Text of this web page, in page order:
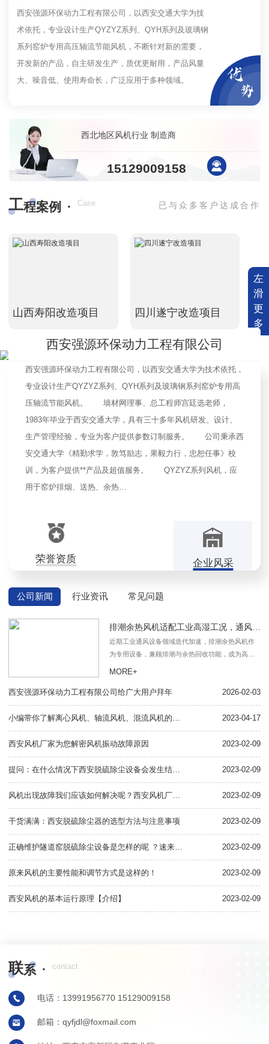
西安强源环保动力工程有限公司，以西安交通大学为技
术依托，专业设计生产QYZYZ系列、QYH系列及玻璃钢
系列窑炉专用高压轴流节能风机，不断针对新的需要，
开发新的产品，自主研发生产，质优更耐用，产品风量
大、噪音低、使用寿命长，广泛应用于多种领域。
西北地区风机行业 制造商
15129009158
工程案例 · Case 已与众多客户达成合作
山西寿阳改造项目 四川遂宁改造项目
左
滑
更
多
西安强源环保动力工程有限公司
西安强源环保动力工程有限公司，以西安交通大学为技术依托，
专业设计生产QYZYZ系列、QYH系列及玻璃钢系列窑炉专用高
压轴流节能风机。 墙材网理事、总工程师宫廷选老师，
1983年毕业于西安交通大学，具有三十多年风机研发、设计、
生产管理经验，专业为客户提供参数订制服务。 公司秉承西
安交通大学《精勤求学，敦笃励志，果毅力行，忠恕任事》校
训，为客户提供**产品及超值服务。 QYZYZ系列风机，应
用于窑炉排烟、送热、余热…
荣誉资质 企业风采
公司新闻 行业资讯 常见问题
近期工业通风设备领域迭代加速，排潮余热风机作
为专用设备，兼顾排潮与余热回收功能，成为高湿
体介质，耐受温度波动与介质侵蚀。风道与换热结
构优化，气流通过顺畅，可在排潮同时回收介质中
的余热，减少热量散失。应用场景覆盖广泛。建材
加工领域，适
MORE+
西安强源环保动力工程有限公司给广大用户拜年 2026-02-03
2023-04-17
西安风机厂家为您解密风机振动故障原因 2023-02-09
2023-02-09
2023-02-09
干货满满：西安脱硫除尘器的选型方法与注意事项 2023-02-09
2023-02-09
原来风机的主要性能和调节方式是这样的！ 2023-02-09
西安风机的基本运行原理【介绍】 2023-02-09
联系 · contact
电话：13991956770 15129009158
邮箱：qyfjdl@foxmail.com